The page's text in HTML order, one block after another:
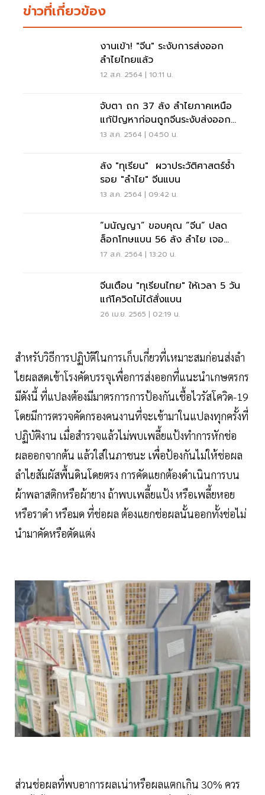
ข่าวที่เกี่ยวข้อง
งานเข้า! "จีน" ระงับการส่งออก
ลำไยไทยแล้ว
12 ส.ค. 2564 | 10:11 น.
จับตา ถก 37 ล้ง ลำไยภาคเหนือ
แก้ปัญหาก่อนถูกจีนระงับส่งออก
ลำไย
13 ส.ค. 2564 | 04:50 น.
ล้ง "ทุเรียน" ผวาประวัติศาสตร์ซ้ำ
รอย "ลำไย" จีนแบน
13 ส.ค. 2564 | 09:42 น.
“มนัญญา” ขอบคุณ “จีน” ปลด
ล็อกโทษแบน 56 ล้ง ลำไย เจอ
“เพลี้ยแป้ง” น้อยสุด
17 ส.ค. 2564 | 13:20 น.
จีนเตือน "ทุเรียนไทย" ให้เวลา 5 วัน
แก้โควิดไม่ได้สั่งแบน
26 เม.ย. 2565 | 02:19 น.
สำหรับวิธีการปฏิบัติในการเก็บเกี่ยวที่เหมาะสมก่อนส่งลำ
ไยผลสดเข้าโรงคัดบรรจุเพื่อการส่งออกที่แนะนำเกษตรกร
มีดังนี้ ที่แปลงต้องมีมาตรการการป้องกันเชื้อไวรัสโควิด-19
โดยมีการตรวจคัดกรองคนงานที่จะเข้ามาในแปลงทุกครั้งที่
ปฏิบัติงาน เมื่อสำรวจแล้วไม่พบเพลี้ยแป้งทำการหักช่อ
ผลออกจากต้น แล้วใส่ในภาชนะ เพื่อป้องกันไม่ให้ช่อผล
ลำไยสัมผัสพื้นดินโดยตรง การคัดแยกต้องดำเนินการบน
ผ้าพลาสติกหรือผ้ายาง ถ้าพบเพลี้ยแป้ง หรือเพลี้ยหอย
หรือราดำ หรือมด ที่ช่อผล ต้องแยกช่อผลนั้นออกทั้งช่อไม่
นำมาคัดหรือตัดแต่ง
ส่วนช่อผลที่พบอาการผลเน่าหรือผลแตกเกิน 30% ควร